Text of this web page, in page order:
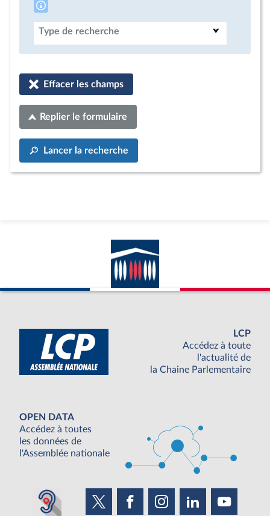
Type de recherche
Effacer les champs
Replier le formulaire
Lancer la recherche
LCP
Accédez à toute
l'actualité de
la Chaine Parlementaire
OPEN DATA
Accédez à toutes
les données de
l'Assemblée nationale